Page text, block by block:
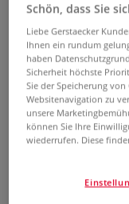
Die URSUS®
farbenfrohes
in durchgefärbten,
Grußkarten,
und Hobby-Projekte.
Schön, dass Sie
Liebe Gerstaecker
Ihnen ein rundum
haben
Sicherheit höchste
Sie der Speicherung
Websitenavigation zu
unsere
können Sie Ihre
wiederrufen. Diese